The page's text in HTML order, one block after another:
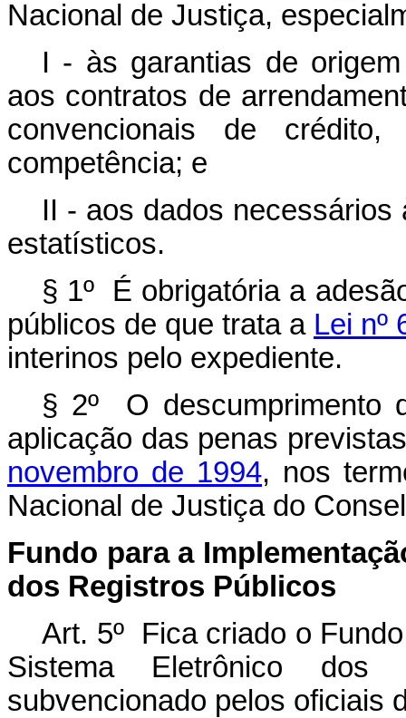
Nacional de Justiça,
I - às garantias de
aos contratos de
convencionais de
competência; e
II - aos dados
estatísticos.
§ 1º É obrigatória a
públicos de que trata a Lei nº
interinos pelo expediente.
§ 2º O descumprimento
aplicação das penas
novembro de 1994, nos
Nacional de Justiça do
Fundo para a
dos Registros Públicos
Art. 5º Fica criado o
Sistema Eletrônico
subvencionado pelos oficiais